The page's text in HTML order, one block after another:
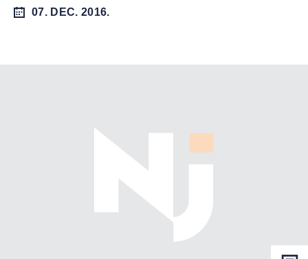
07. DEC. 2016.